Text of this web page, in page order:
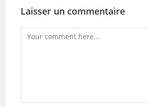
Laisser un commentaire